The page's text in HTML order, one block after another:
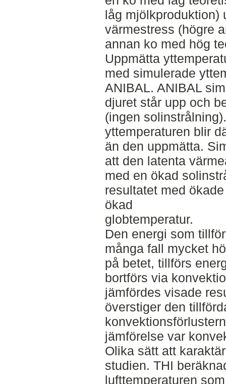
låg mjölkproduktion)
värmestress (högre
annan ko med hög
Uppmätta
med simulerade
ANIBAL. ANIBAL
djuret står upp och
(ingen
yttemperaturen blir
än den uppmätta.
att den latenta
med en ökad
resultatet med
ökad
globtemperatur.
Den energi som
många fall mycket
på betet, tillförs
bortförs via
jämfördes visade
överstiger den
jämförelse var
Olika sätt att
studien. THI
lufttemperaturen